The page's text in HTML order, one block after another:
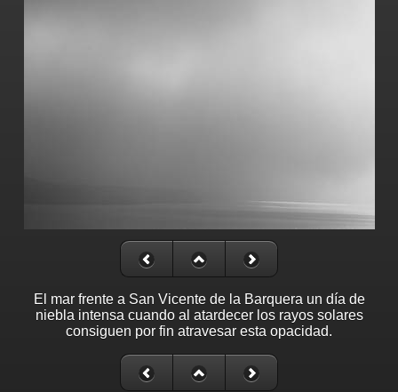
El mar frente a San Vicente de la Barquera un día de
niebla intensa cuando al atardecer los rayos solares
consiguen por fin atravesar esta opacidad.